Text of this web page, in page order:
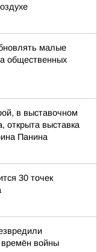
малые
общественных
в выставочном
открыта выставка
Панина
30 точек
времён войны